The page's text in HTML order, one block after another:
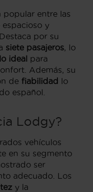
popular entre las
y
por su
siete pasajeros , lo
ideal para
Además, su
de fiabilidad lo
español.
Lodgy?
vehículos
en su segmento
ser
adecuado. Los
y la